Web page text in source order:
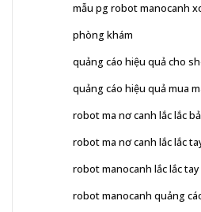
mẫu pg robot manocanh
phòng khám
quảng cáo hiệu quả cho
quảng cáo hiệu quả mua
robot ma nơ canh lắc lắc
robot ma nơ canh lắc lắc
robot manocanh lắc lắc
robot manocanh quảng